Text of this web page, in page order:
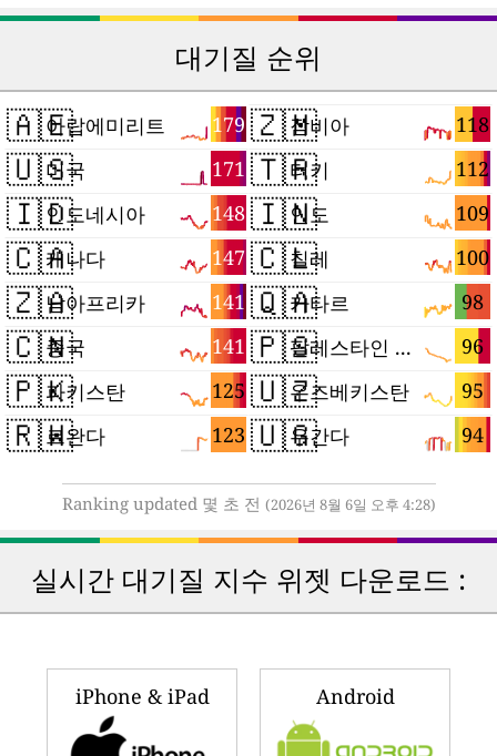
대기질 순위
🇦🇪 179
아랍에미리트
🇺🇸 171
미국
🇮🇩 148
인도네시아
🇨🇦 147
캐나다
🇿🇦 141
남아프리카
🇨🇳 141
중국
🇵🇰 125
파키스탄
🇷🇼 123
르완다
🇿🇲 118
잠비아
🇹🇷 112
터키
🇮🇳 109
인도
🇨🇱 100
칠레
🇶🇦 98
카타르
🇵🇸 96
팔레스타인 지구
🇺🇿 95
우즈베키스탄
🇺🇬 94
우간다
Ranking updated 몇 초 전 (2026년 8월 6일 오후 4:28)
실시간 대기질 지수 위젯 다운로드 :
iPhone & iPad Android